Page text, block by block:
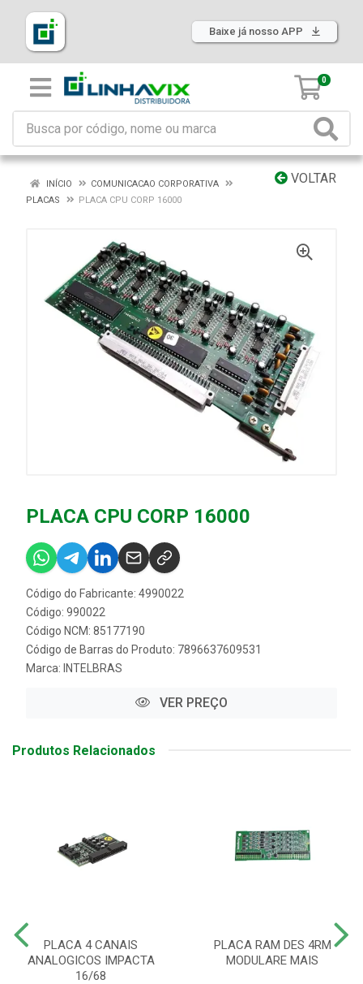
Baixe já nosso APP
0
VOLTAR
INÍCIO
COMUNICACAO CORPORATIVA
PLACAS
PLACA CPU CORP 16000
PLACA CPU CORP 16000
Código do Fabricante: 4990022
Código: 990022
Código NCM: 85177190
Código de Barras do Produto: 7896637609531
Marca: INTELBRAS
VER PREÇO
Produtos Relacionados
PLACA 4 CANAIS
ANALOGICOS IMPACTA
16/68
PLACA RAM DES 4RM
MODULARE MAIS